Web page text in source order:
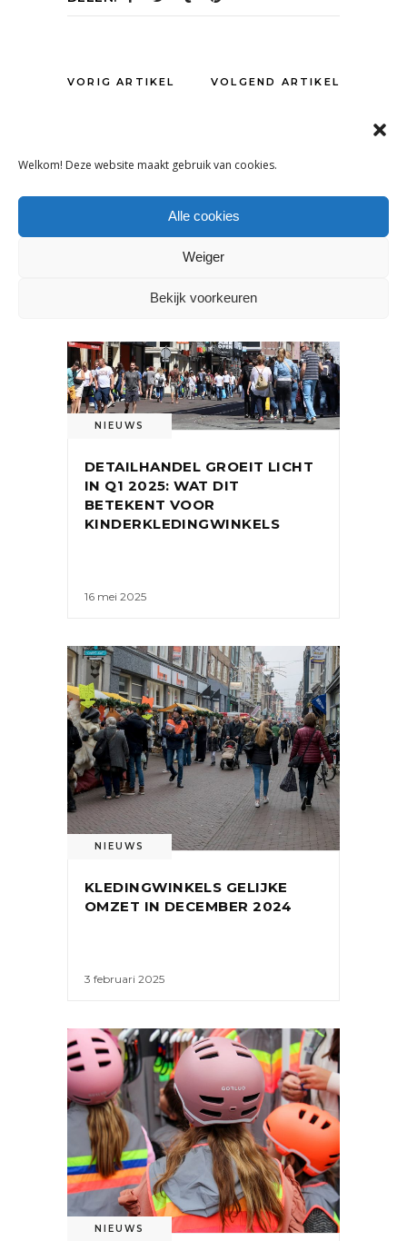
Welkom! Deze website maakt gebruik van cookies.
Alle cookies
Weiger
Bekijk voorkeuren
VORIG ARTIKEL VOLGEND ARTIKEL
NIEUWS
DETAILHANDEL GROEIT LICHT
IN Q1 2025: WAT DIT
BETEKENT VOOR
KINDERKLEDINGWINKELS
16 mei 2025
NIEUWS
KLEDINGWINKELS GELIJKE
OMZET IN DECEMBER 2024
3 februari 2025
NIEUWS